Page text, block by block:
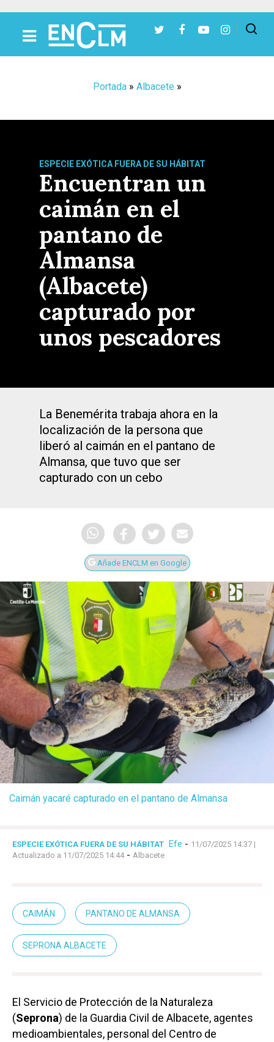
Portada» Albacete »
ESPECIE EXÓTICA FUERA DE SU HÁBITAT
Encuentran un
caimán en el
pantano de
Almansa
(Albacete)
capturado por
unos pescadores
La Benemérita trabaja ahora en la
localización de la persona que
liberó al caimán en el pantano de
Almansa, que tuvo que ser
capturado con un cebo
Añade ENCLM en Google
Caimán yacaré capturado en el pantano de Almansa
ESPECIE EXÓTICA FUERA DE SU HÁBITAT Efe - 11/07/2025 14:37 |
Actualizado a 11/07/2025 14:44- Albacete
CAIMÁN PANTANO DE ALMANSA
SEPRONA ALBACETE
El Servicio de Protección de la Naturaleza
(Seprona) de la Guardia Civil de Albacete, agentes
medioambientales, personal del Centro de